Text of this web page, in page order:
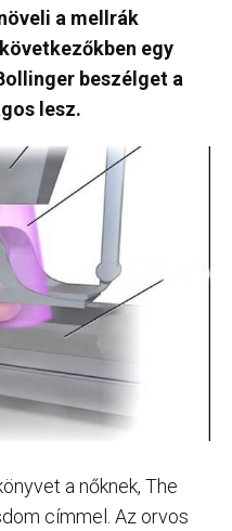
a mellrák
egy
beszélget a
lesz.
a nőknek, The
címmel. Az orvos